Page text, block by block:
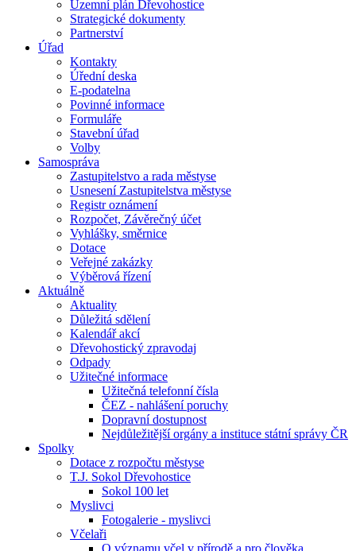
Územní plán Dřevohostice
Strategické dokumenty
Partnerství
Úřad
Kontakty
Úřední deska
E-podatelna
Povinné informace
Formuláře
Stavební úřad
Volby
Samospráva
Zastupitelstvo a rada městyse
Usnesení Zastupitelstva městyse
Registr oznámení
Rozpočet, Závěrečný účet
Vyhlášky, směrnice
Dotace
Veřejné zakázky
Výběrová řízení
Aktuálně
Aktuality
Důležitá sdělení
Kalendář akcí
Dřevohostický zpravodaj
Odpady
Užitečné informace
Užitečná telefonní čísla
ČEZ - nahlášení poruchy
Dopravní dostupnost
Nejdůležitější orgány a instituce státní správy ČR
Spolky
Dotace z rozpočtu městyse
T.J. Sokol Dřevohostice
Sokol 100 let
Myslivci
Fotogalerie - myslivci
Včelaři
O významu včel v přírodě a pro člověka